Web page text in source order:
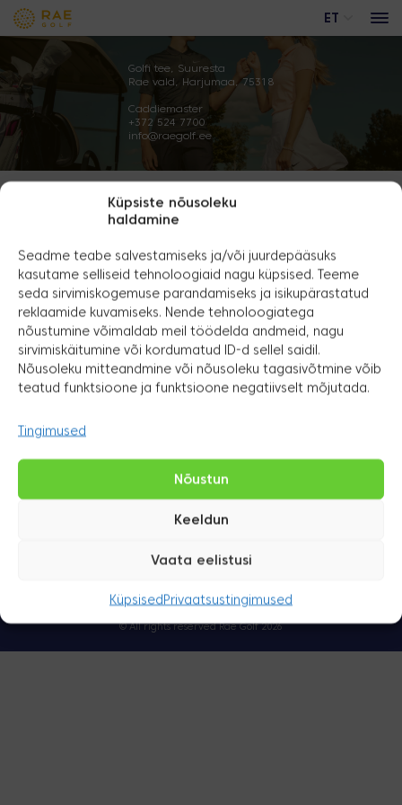
Küpsiste nõusoleku
haldamine
Seadme teabe salvestamiseks ja/või juurdepääsuks
kasutame selliseid tehnoloogiaid nagu küpsised. Teeme
seda sirvimiskogemuse parandamiseks ja isikupärastatud
reklaamide kuvamiseks. Nende tehnoloogiatega
nõustumine võimaldab meil töödelda andmeid, nagu
sirvimiskäitumine või kordumatud ID-d sellel saidil.
Nõusoleku mitteandmine või nõusoleku tagasivõtmine võib
teatud funktsioone ja funktsioone negatiivselt mõjutada.
Tingimused
Nõustun
Keeldun
Vaata eelistusi
Küpsised Privaatsustingimused
ET
Peaväljak
Akadeemiaväljak
Trackman range
Reklaamvõimalused
Üritused
ÖÖD HOUSES
Laste ja täiskasvanute treeningud
Golfi tee, Suuresta
Rae vald, Harjumaa, 75318
Caddiemaster
+372 524 7700
info@raegolf.ee
Tule veeda perega sportlikult
kvaliteetaega!
Golfi tee, Suuresta
Rae, Harjumaa
info@raegolf.ee
Sinu uus hobi, mis muudab Sind tervislikumaks, õnnelikumaks ja
Küpsised Privaatsuspoliitika
© All rights reserved Rae Golf 2026